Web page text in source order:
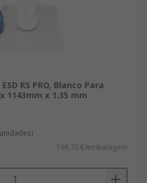
RS PRO, Blanco Para
1143mm x 1.35 mm
196,72 €/embalagem